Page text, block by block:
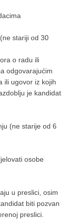
stariji od 30
o radu ili
odgovarajućim
ili ugovor iz kojih
je kandidat
(ne starije od 6
osobe
u preslici, osim
biti pozvan
preslici.